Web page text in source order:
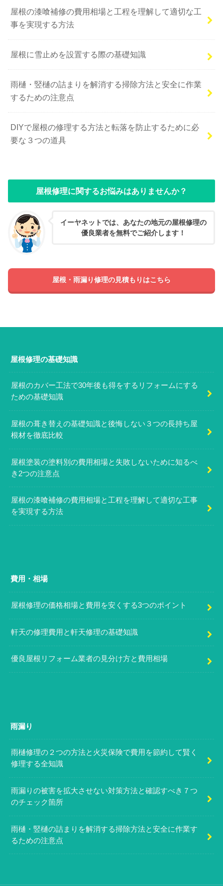
屋根の漆喰補修の費用相場と工程を理解して適切な工
事を実現する方法
屋根に雪止めを設置する際の基礎知識
雨樋・竪樋の詰まりを解消する掃除方法と安全に作業
するための注意点
DIYで屋根の修理する方法と転落を防止するために必
要な３つの道具
屋根修理に関するお悩みはありませんか？
イーヤネットでは、あなたの地元の屋根修理の
優良業者を無料でご紹介します！
屋根・雨漏り修理の見積もりはこちら
屋根修理の基礎知識
屋根のカバー工法で30年後も得をするリフォームにする
ための基礎知識
屋根の葺き替えの基礎知識と後悔しない３つの長持ち屋
根材を徹底比較
屋根塗装の塗料別の費用相場と失敗しないために知るべ
き2つの注意点
屋根の漆喰補修の費用相場と工程を理解して適切な工事
を実現する方法
費用・相場
屋根修理の価格相場と費用を安くする3つのポイント
軒天の修理費用と軒天修理の基礎知識
優良屋根リフォーム業者の見分け方と費用相場
雨漏り
雨樋修理の２つの方法と火災保険で費用を節約して賢く
修理する全知識
雨漏りの被害を拡大させない対策方法と確認すべき７つ
のチェック箇所
雨樋・竪樋の詰まりを解消する掃除方法と安全に作業す
るための注意点